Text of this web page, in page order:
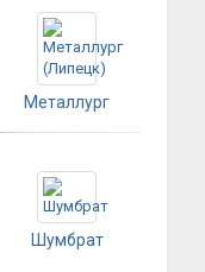
Металлург
Шумбрат